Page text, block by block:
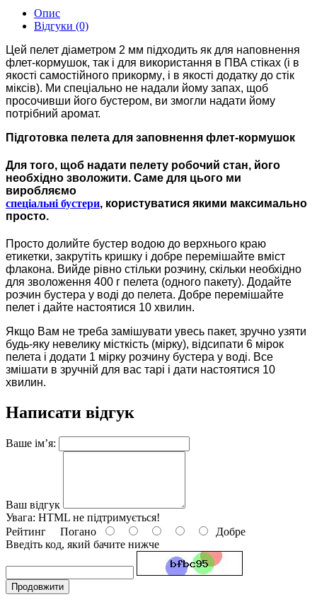
Опис
Відгуки (0)
Цей пелет діаметром 2 мм підходить як для наповнення
флет-кормушок, так і для використання в ПВА стіках (і в
якості самостійного прикорму, і в якості додатку до стік
міксів). Ми спеціально не надали йому запах, щоб
просочивши його бустером, ви змогли надати йому
потрібний аромат.
Підготовка пелета для заповнення флет-кормушок
Для того, щоб надати пелету робочий стан, його
необхідно зволожити. Саме для цього ми
виробляємо
спеціальні бустери, користуватися якими максимально
просто.
Просто долийте бустер водою до верхнього краю
етикетки, закрутіть кришку і добре перемішайте вміст
флакона. Вийде рівно стільки розчину, скільки необхідно
для зволоження 400 г пелета (одного пакету). Додайте
розчин бустера у воді до пелета. Добре перемішайте
пелет і дайте настоятися 10 хвилин.
Якщо Вам не треба замішувати увесь пакет, зручно узяти
будь-яку невелику місткість (мірку), відсипати 6 мірок
пелета і додати 1 мірку розчину бустера у воді. Все
змішати в зручній для вас тарі і дати настоятися 10
хвилин.
Написати відгук
Ваше ім’я:
Ваш відгук
Увага: HTML не підтримується!
Рейтинг Погано
Добре
Введіть код, який бачите нижче
Продовжити